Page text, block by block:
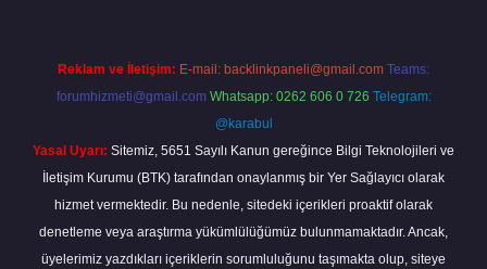
Reklam ve İletişim: E-mail: backlinkpaneli@gmail.com Teams:
forumhizmeti@gmail.com Whatsapp: 0262 606 0 726 Telegram:
@karabul
Yasal Uyarı: Sitemiz, 5651 Sayılı Kanun gereğince Bilgi Teknolojileri ve
İletişim Kurumu (BTK) tarafından onaylanmış bir Yer Sağlayıcı olarak
hizmet vermektedir. Bu nedenle, sitedeki içerikleri proaktif olarak
denetleme veya araştırma yükümlülüğümüz bulunmamaktadır. Ancak,
üyelerimiz yazdıkları içeriklerin sorumluluğunu taşımakta olup, siteye